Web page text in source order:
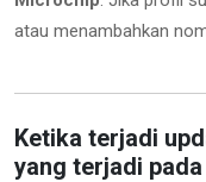
atau menambahkan
Ketika terjadi
yang terjadi